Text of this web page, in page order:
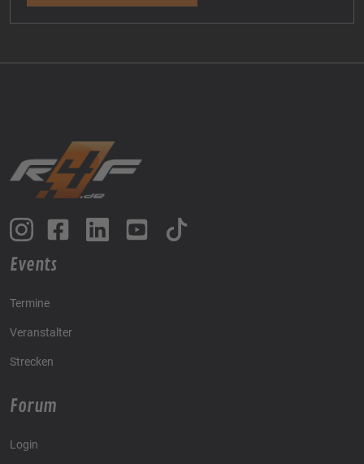
Events
Termine
Veranstalter
Strecken
Forum
Login